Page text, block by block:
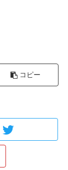
コピー